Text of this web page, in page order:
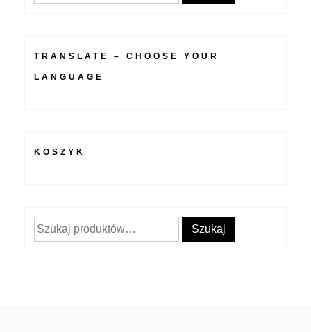
TRANSLATE – CHOOSE YOUR
LANGUAGE
KOSZYK
Szukaj: Szukaj